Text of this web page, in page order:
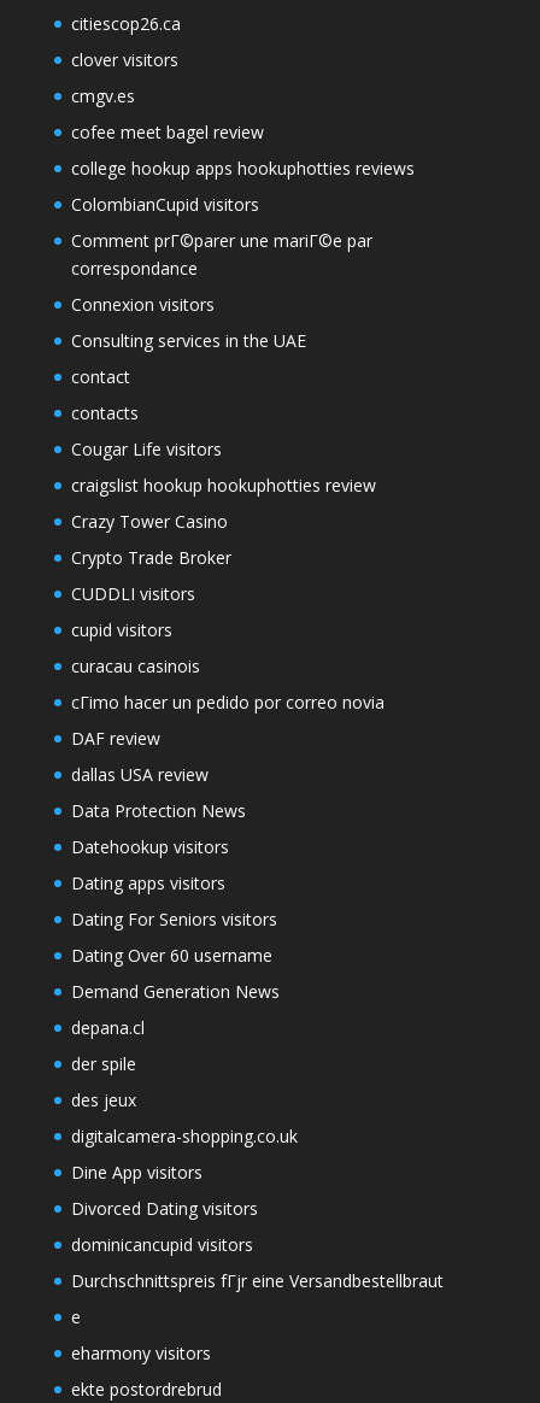
citiescop26.ca
clover visitors
cmgv.es
cofee meet bagel review
college hookup apps hookuphotties reviews
ColombianCupid visitors
Comment prГ©parer une mariГ©e par
correspondance
Connexion visitors
Consulting services in the UAE
contact
contacts
Cougar Life visitors
craigslist hookup hookuphotties review
Crazy Tower Сasino
Crypto Trade Broker
CUDDLI visitors
cupid visitors
curacau casinois
cГіmo hacer un pedido por correo novia
DAF review
dallas USA review
Data Protection News
Datehookup visitors
Dating apps visitors
Dating For Seniors visitors
Dating Over 60 username
Demand Generation News
depana.cl
der spile
des jeux
digitalcamera-shopping.co.uk
Dine App visitors
Divorced Dating visitors
dominicancupid visitors
Durchschnittspreis fГјr eine Versandbestellbraut
e
eharmony visitors
ekte postordrebrud